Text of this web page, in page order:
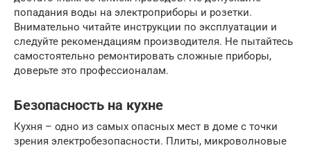
попадания воды на электроприборы и розетки.
Внимательно читайте инструкции по эксплуатации и
следуйте рекомендациям производителя. Не пытайтесь
самостоятельно ремонтировать сложные приборы,
доверьте это профессионалам.
Безопасность на кухне
Кухня – одно из самых опасных мест в доме с точки
зрения электробезопасности. Плиты, микроволновые